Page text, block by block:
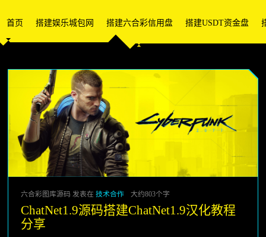
首页 搭建娱乐城包网 搭建六合彩信用盘 搭建USDT资金盘
六合彩图库源码 发表在 技术合作 大约803个字
ChatNet1.9源码搭建ChatNet1.9汉化教程
分享